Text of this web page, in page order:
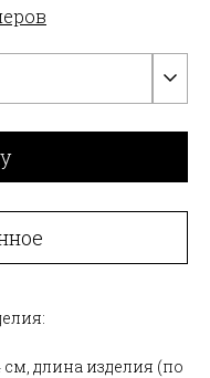
см, длина изделия (по